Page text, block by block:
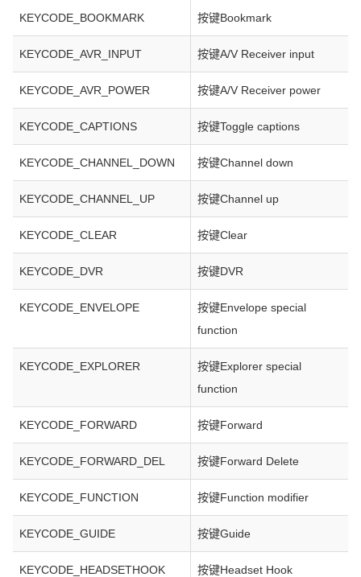
KEYCODE_BOOKMARK 按键Bookmark
KEYCODE_AVR_INPUT 按键A/V Receiver input
KEYCODE_AVR_POWER 按键A/V Receiver power
KEYCODE_CAPTIONS 按键Toggle captions
KEYCODE_CHANNEL_DOWN 按键Channel down
KEYCODE_CHANNEL_UP 按键Channel up
KEYCODE_CLEAR 按键Clear
KEYCODE_DVR 按键DVR
KEYCODE_ENVELOPE
按键Envelope special
function
KEYCODE_EXPLORER
按键Explorer special
function
KEYCODE_FORWARD 按键Forward
KEYCODE_FORWARD_DEL 按键Forward Delete
KEYCODE_FUNCTION 按键Function modifier
KEYCODE_GUIDE 按键Guide
KEYCODE_HEADSETHOOK 按键Headset Hook